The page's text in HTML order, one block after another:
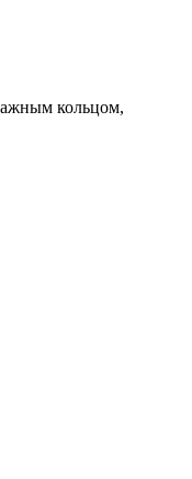
кольцом,